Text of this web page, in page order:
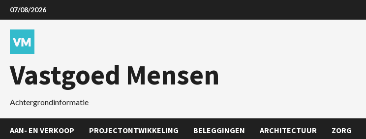
07/08/2026
Vastgoed Mensen
Achtergrondinformatie
AAN- EN VERKOOP PROJECTONTWIKKELING BELEGGINGEN ARCHITECTUUR ZORG